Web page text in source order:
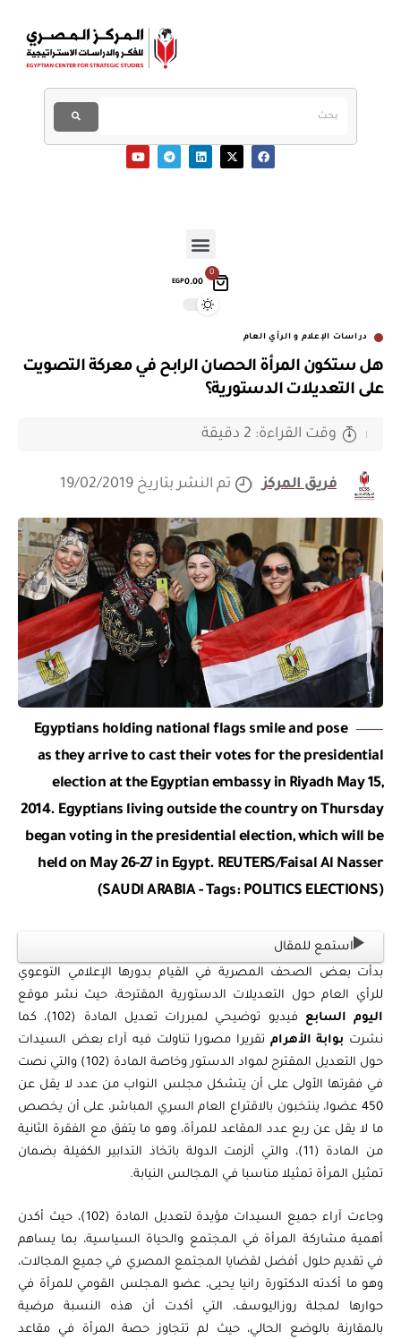
0
EGP0.00
دراسات الإعلام و الرأي العام
هل ستكون المرأة الحصان الرابح في معركة التصويت
على التعديلات الدستورية؟
فريق المركز تم النشر بتاريخ 19/02/2019
وقت القراءة: 2 دقيقة
Egyptians holding national flags smile and pose
as they arrive to cast their votes for the presidential
election at the Egyptian embassy in Riyadh May 15,
2014. Egyptians living outside the country on Thursday
began voting in the presidential election, which will be
held on May 26-27 in Egypt. REUTERS/Faisal Al Nasser
(SAUDI ARABIA - Tags: POLITICS ELECTIONS)
استمع للمقال
بدأت بعض الصحف المصرية في القيام بدورها الإعلامي التوعوي
للرأي العام حول التعديلات الدستورية المقترحة، حيث نشر موقع
اليوم السابع
فيديو توضيحي لمبررات تعديل المادة (102)، كما
نشرتبوابة الأهرامتقريرا مصورا تناولت فيه آراء بعض السيدات
حول التعديل المقترح لمواد الدستور وخاصة المادة (102) والتي نصت
في فقرتها الأولى على أن يتشكل مجلس النواب من عدد لا يقل عن
450 عضوا، ينتخبون بالاقتراع العام السري المباشر، على أن يخصص
ما لا يقل عن ربع عدد المقاعد للمرأة، وهو ما يتفق مع الفقرة الثانية
من المادة (11)، والتي ألزمت الدولة باتخاذ التدابير الكفيلة بضمان
تمثيل المرأة تمثيلا مناسبا في المجالس النيابة.
وجاءت آراء جميع السيدات مؤيدة لتعديل المادة (102)، حيث أكدن
أهمية مشاركة المرأة في المجتمع والحياة السياسية، بما يساهم
في تقديم حلول أفضل لقضايا المجتمع المصري في جميع المجالات،
وهو ما أكدته الدكتورة رانيا يحيى، عضو المجلس القومي للمرأة في
حوارها لمجلة روزاليوسف، التي أكدت أن هذه النسبة مرضية
بالمقارنة بالوضع الحالي، حيث لم تتجاوز حصة المرأة في مقاعد